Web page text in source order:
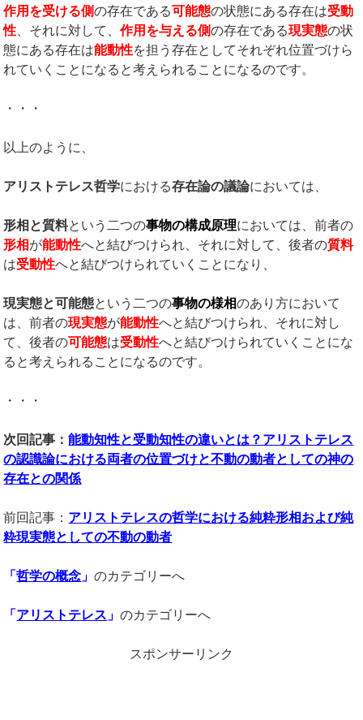
作用を受ける側の存在である 可能態の状態にある存在は受動
性、それに対して、作用を与える側の存在である現実態の状
態にある存在は能動性を担う存在としてそれぞれ位置づけら
れていくことになると考えられることになるのです。
・・・
以上のように、
アリストテレス哲学における存在論の議論においては、
形相と質料という二つの事物の構成原理においては、前者の
形相が能動性へと結びつけられ、それに対して、後者の質料
は受動性へと結びつけられていくことになり、
現実態と可能態という二つの事物の様相のあり方において
は、前者の現実態が能動性へと結びつけられ、それに対し
て、後者の可能態は受動性へと結びつけられていくことにな
ると考えられることになるのです。
・・・
次回記事：能動知性と受動知性の違いとは？アリストテレス
の認識論における両者の位置づけと不動の動者としての神の
存在との関係
前回記事： アリストテレスの哲学における純粋形相および純
粋現実態としての不動の動者
「哲学の概念 」のカテゴリーへ
「 アリストテレス 」のカテゴリーへ
スポンサーリンク